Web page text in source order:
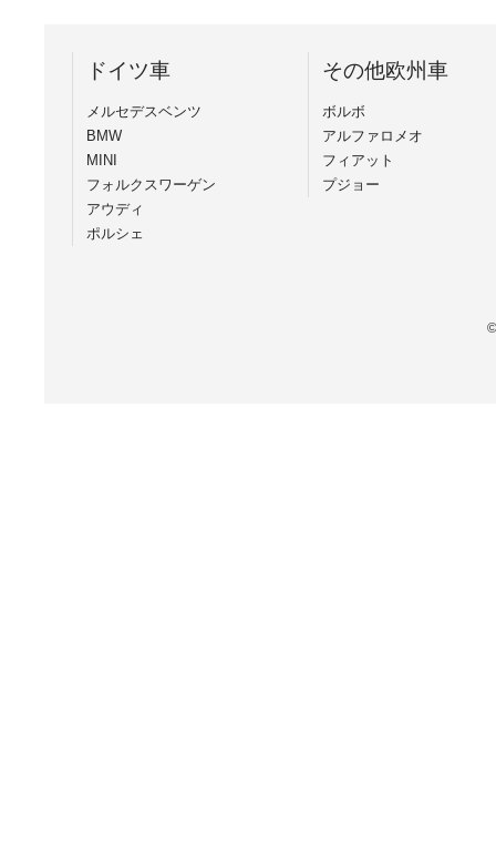
ドイツ車
メルセデスベンツ
BMW
MINI
フォルクスワーゲン
アウディ
ポルシェ
その他欧州車
ボルボ
アルファロメオ
フィアット
プジョー